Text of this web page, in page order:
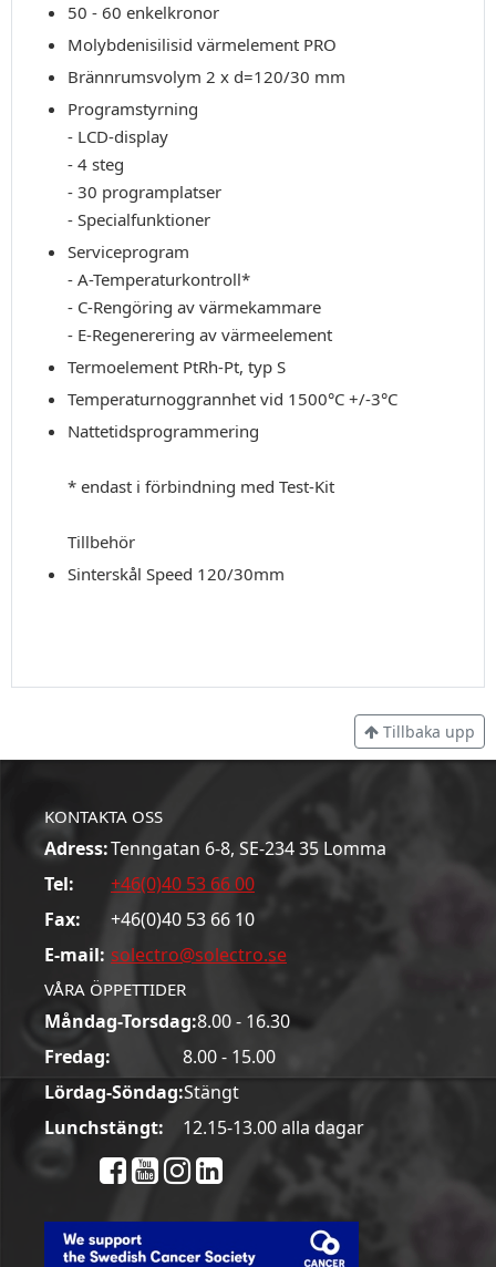
50 - 60 enkelkronor
Molybdenisilisid värmelement PRO
Brännrumsvolym 2 x d=120/30 mm
Programstyrning
- LCD-display
- 4 steg
- 30 programplatser
- Specialfunktioner
Serviceprogram
- A-Temperaturkontroll*
- C-Rengöring av värmekammare
- E-Regenerering av värmeelement
Termoelement PtRh-Pt, typ S
Temperaturnoggrannhet vid 1500°C +/-3°C
Nattetidsprogrammering
* endast i förbindning med Test-Kit
Tillbehör
Sinterskål Speed 120/30mm
Tillbaka upp
KONTAKTA OSS
Adress:Tenngatan 6-8, SE-234 35 Lomma
Tel:
+46(0)40 53 66 00
Fax:
+46(0)40 53 66 10
E-mail: solectro@solectro.se
VÅRA ÖPPETTIDER
Måndag-Torsdag:8.00 - 16.30
Fredag:
8.00 - 15.00
Lördag-Söndag:Stängt
Lunchstängt:
12.15-13.00 alla dagar